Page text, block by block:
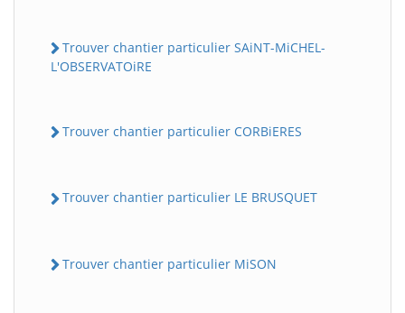
Trouver chantier particulier SAiNT-MiCHEL-
L'OBSERVATOiRE
Trouver chantier particulier CORBiERES
Trouver chantier particulier LE BRUSQUET
Trouver chantier particulier MiSON